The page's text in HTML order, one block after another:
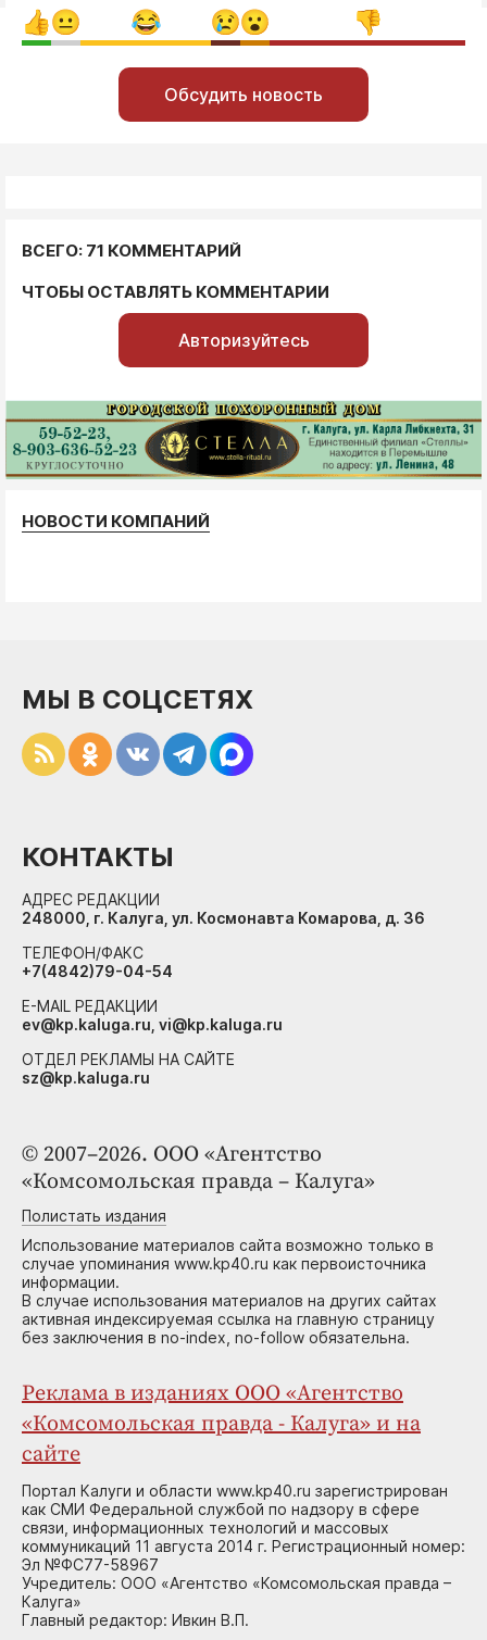
Обсудить новость
ВСЕГО: 71 КОММЕНТАРИЙ
ЧТОБЫ ОСТАВЛЯТЬ КОММЕНТАРИИ
Авторизуйтесь
НОВОСТИ КОМПАНИЙ
© 2007–2026. ООО «Агентство
«Комсомольская правда – Калуга»
Полистать издания
Использование материалов сайта возможно только в
случае упоминания www.kp40.ru как первоисточника
информации.
В случае использования материалов на других сайтах
активная индексируемая ссылка на главную страницу
без заключения в no-index, no-follow обязательна.
Реклама в изданиях ООО «Агентство
«Комсомольская правда - Калуга» и на
сайте
Портал Калуги и области www.kp40.ru зарегистрирован
как СМИ Федеральной службой по надзору в сфере
связи, информационных технологий и массовых
коммуникаций 11 августа 2014 г. Регистрационный номер:
Эл №ФС77-58967
Учредитель: ООО «Агентство «Комсомольская правда –
Калуга»
Главный редактор: Ивкин В.П.
МЫ В СОЦСЕТЯХ
КОНТАКТЫ
АДРЕС РЕДАКЦИИ
248000, г. Калуга, ул. Космонавта Комарова, д. 36
ТЕЛЕФОН/ФАКС
+7(4842)79-04-54
E-MAIL РЕДАКЦИИ
ev@kp.kaluga.ru, vi@kp.kaluga.ru
ОТДЕЛ РЕКЛАМЫ НА САЙТЕ
sz@kp.kaluga.ru